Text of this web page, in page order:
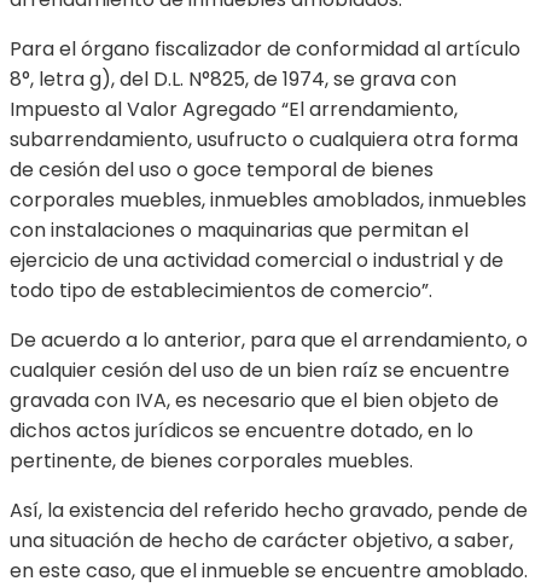
Para el órgano fiscalizador de conformidad al artículo
8°, letra g), del D.L. N°825, de 1974, se grava con
Impuesto al Valor Agregado “El arrendamiento,
subarrendamiento, usufructo o cualquiera otra forma
de cesión del uso o goce temporal de bienes
corporales muebles, inmuebles amoblados, inmuebles
con instalaciones o maquinarias que permitan el
ejercicio de una actividad comercial o industrial y de
todo tipo de establecimientos de comercio”.
De acuerdo a lo anterior, para que el arrendamiento, o
cualquier cesión del uso de un bien raíz se encuentre
gravada con IVA, es necesario que el bien objeto de
dichos actos jurídicos se encuentre dotado, en lo
pertinente, de bienes corporales muebles.
Así, la existencia del referido hecho gravado, pende de
una situación de hecho de carácter objetivo, a saber,
en este caso, que el inmueble se encuentre amoblado.